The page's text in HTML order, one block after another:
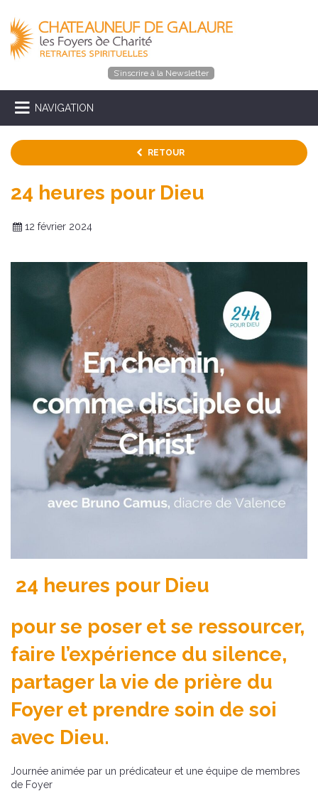
S’inscrire à la Newsletter
NAVIGATION
RETOUR
24 heures pour Dieu
12 février 2024
24 heures pour Dieu
pour se poser et se ressourcer,
faire l’expérience du silence,
partager la vie de prière du
Foyer et prendre soin de soi
avec Dieu.
Journée animée par un prédicateur et une équipe de membres
de Foyer